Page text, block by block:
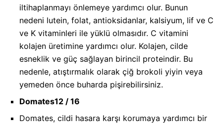
iltihaplanmayı önlemeye yardımcı olur. Bunun
nedeni lutein, folat, antioksidanlar, kalsiyum, lif ve C
ve K vitaminleri ile yüklü olmasıdır. C vitamini
kolajen üretimine yardımcı olur. Kolajen, cilde
esneklik ve güç sağlayan birincil proteindir. Bu
nedenle, atıştırmalık olarak çiğ brokoli yiyin veya
yemeden önce buharda pişirebilirsiniz.
Domates12 / 16
Domates, cildi hasara karşı korumaya yardımcı bir